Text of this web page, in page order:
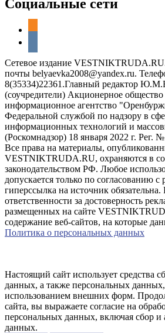
Социальные сети
Сетевое издание
почты belyaevka2008@yandex.ru.
8(35334)22361.Главный редактор
(соучредители) Акционерное
информационное агентство
Федеральной службой по надзору в
информационных технологий и
(Роскомнадзор) 18 января 2022 г.
Все права на материалы,
VESTNIKTRUDA.RU, охраняются в
законодательством РФ. Любое
допускается только по согласованию с
гиперссылка на источник обязательна.
ответственности за достоверность
размещенных на сайте
содержание веб-сайтов, на которые
Политика о персональных данных
Настоящий сайт использует средства
данных, а также персональных
использованием внешних форм.
сайта, вы выражаете согласие на
персональных данных, включая сбор и
данных.